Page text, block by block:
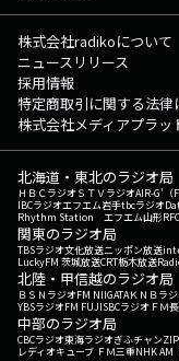
株式会社radikoについて
ニュースリリース
採用情報
特定商取引に関する法律
株式会社メディアプラ
北海道・東北のラジオ局
ＨＢＣラジオＳＴＶラジオAIR-G'（
IBCラジオエフエム岩手tbcラジオ
Rhythm Station エフエム山形
関東のラジオ局
TBSラジオ文化放送ニッポン放送
LuckyFM 茨城放送CRT栃木放送
北陸・甲信越のラジオ局
ＢＳＮラジオFM NIIGATAＫＮＢラ
YBSラジオFM FUJISBCラジオ ＦＭ
中部のラジオ局
CBCラジオ東海ラジオぎふチャン
レディオキューブ ＦＭ三重NHK AM